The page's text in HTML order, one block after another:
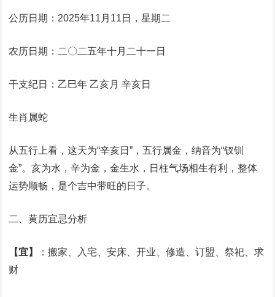
公历日期：2025年11月11日，星期二
农历日期：二〇二五年十月二十一日
干支纪日：乙巳年 乙亥月 辛亥日
生肖属蛇
从五行上看，这天为“辛亥日”，五行属金，纳音为“钗钏
金”。亥为水，辛为金，金生水，日柱气场相生有利，整体
运势顺畅，是个吉中带旺的日子。
二、黄历宜忌分析
【宜】
：搬家、入宅、安床、开业、修造、订盟、祭祀、求
财